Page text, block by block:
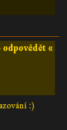
odpovědět «
:)